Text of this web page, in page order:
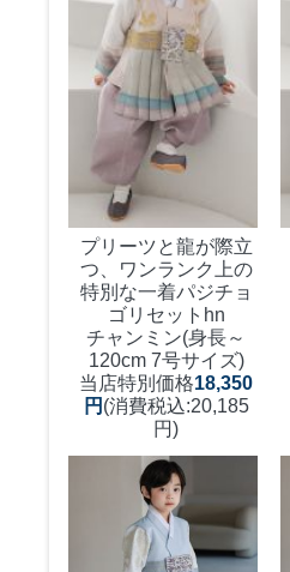
プリーツと龍が際立
つ、ワンランク上の
特別な一着パジチョ
ゴリセットhn
チャンミン(身長～
120cm 7号サイズ)
当店特別価格18,350
円 (消費税込:20,185
円)